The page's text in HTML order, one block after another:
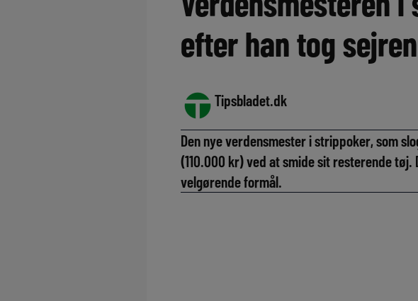
efter han tog
Tipsbladet.dk
Den nye verdensmester i strippoker, som
(110.000 kr) ved at smide sit resterende
velgørende formål.